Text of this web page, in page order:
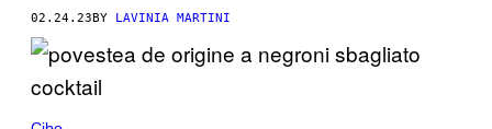
02.24.23BY LAVINIA MARTINI